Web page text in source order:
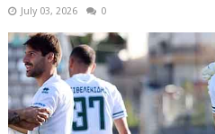
July 03, 2026 0